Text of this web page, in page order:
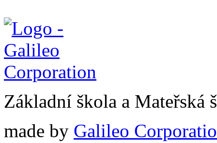
Základní škola a
made by Galileo